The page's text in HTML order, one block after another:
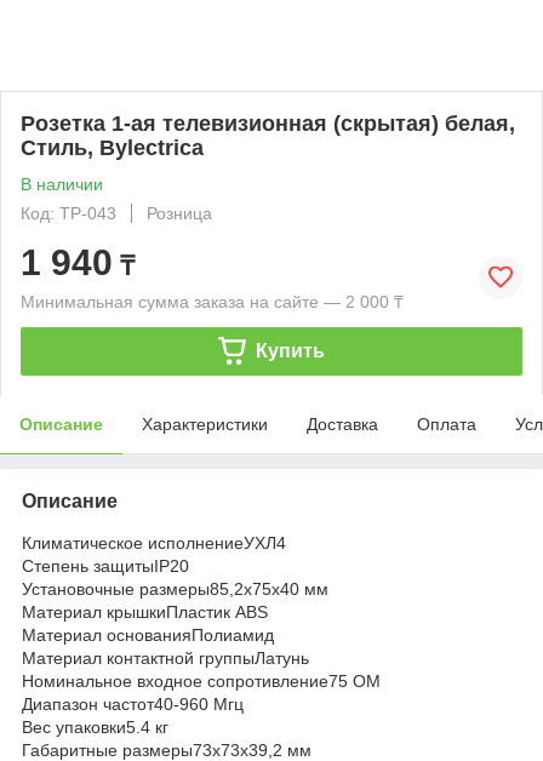
Розетка 1-ая телевизионная (скрытая) белая,
Стиль, Bylectrica
В наличии
Код: ТР-043
Розница
1 940 ₸
Минимальная сумма заказа на сайте — 2 000 ₸
Купить
Описание Характеристики Доставка Оплата
Описание
Климатическое исполнениеУХЛ4
Степень защитыIP20
Установочные размеры85,2х75х40 мм
Материал крышкиПластик ABS
Материал основанияПолиамид
Материал контактной группыЛатунь
Номинальное входное сопротивление75 ОМ
Диапазон частот40-960 Мгц
Вес упаковки5.4 кг
Габаритные размеры73х73х39,2 мм